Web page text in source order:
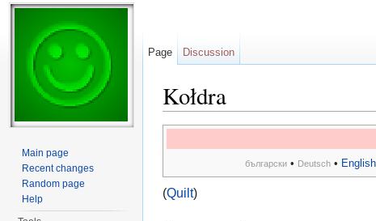
Kołdra
български• Deutsch• English
(Quilt)
Page Discussion
Main page
Recent changes
Random page
Help